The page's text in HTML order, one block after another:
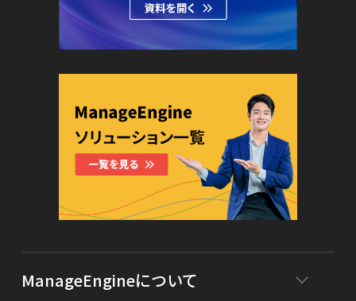
ManageEngineについて